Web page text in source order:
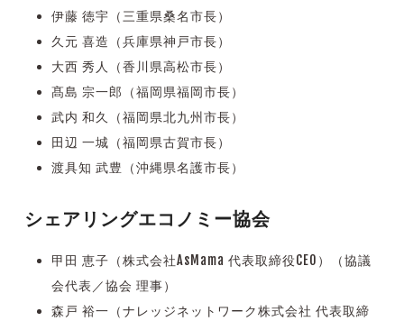
伊藤 徳宇（三重県桑名市長）
久元 喜造（兵庫県神戸市長）
大西 秀人（香川県高松市長）
髙島 宗一郎（福岡県福岡市長）
武内 和久（福岡県北九州市長）
田辺 一城（福岡県古賀市長）
渡具知 武豊（沖縄県名護市長）
シェアリングエコノミー協会
甲田 恵子（株式会社AsMama 代表取締役CEO）（協議
会代表／協会 理事）
森戸 裕一（ナレッジネットワーク株式会社 代表取締